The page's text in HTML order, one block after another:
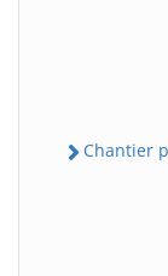
Chantier